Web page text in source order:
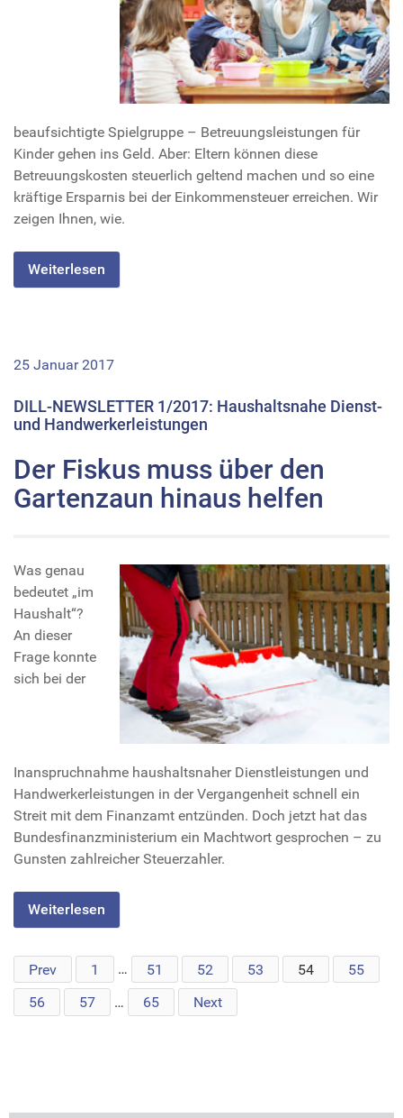
beaufsichtigte Spielgruppe – Betreuungsleistungen für
Kinder gehen ins Geld. Aber: Eltern können diese
Betreuungskosten steuerlich geltend machen und so eine
kräftige Ersparnis bei der Einkommensteuer erreichen. Wir
zeigen Ihnen, wie.
Weiterlesen
25 Januar 2017
DILL-NEWSLETTER 1/2017: Haushaltsnahe Dienst-
und Handwerkerleistungen
Der Fiskus muss über den
Gartenzaun hinaus helfen
Was genau
bedeutet „im
Haushalt“?
An dieser
Frage konnte
sich bei der
Inanspruchnahme haushaltsnaher Dienstleistungen und
Handwerkerleistungen in der Vergangenheit schnell ein
Streit mit dem Finanzamt entzünden. Doch jetzt hat das
Bundesfinanzministerium ein Machtwort gesprochen – zu
Gunsten zahlreicher Steuerzahler.
Weiterlesen
Prev 1 … 51 52 53 54
55
56
57 … 65 Next